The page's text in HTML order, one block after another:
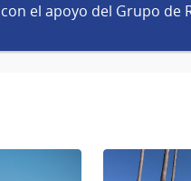
el apoyo del Grupo de